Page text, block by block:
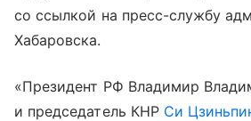
со ссылкой на пресс-службу
Хабаровска.
«Президент РФ Владимир
и председатель КНР Си